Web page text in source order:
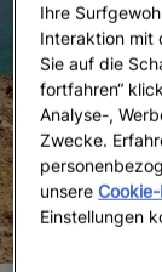
Ihre
Interaktion mit
Sie auf die
fortfahren“
Analyse-,
Zwecke.
unsere
Einstellungen